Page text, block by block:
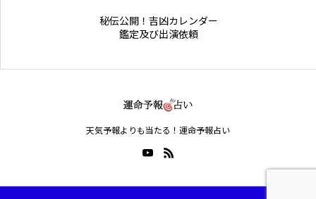
秘伝公開！吉凶カレンダー
鑑定及び出演依頼
天気予報よりも当たる！運命予報占い